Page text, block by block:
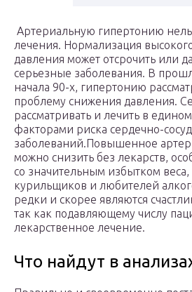
Артериальную гипертонию
лечения. Нормализация
давления может отсрочить или
серьезные заболевания. В
начала 90-х, гипертонию
проблему снижения давления.
рассматривать и лечить в
факторами риска сердечно-
заболеваний.Повышенное
можно снизить без лекарств,
со значительным избытком веса,
курильщиков и любителей
редки и скорее являются
так как подавляющему числу
лекарственное лечение.
Что найдут в